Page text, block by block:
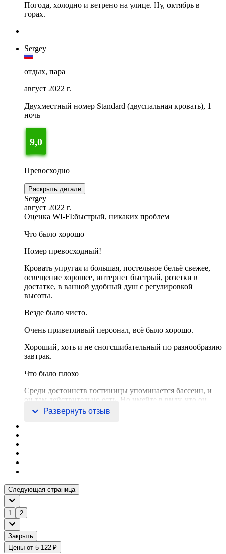
Погода, холодно и ветрено на улице. Ну, октябрь в
горах.
Sergey
отдых, пара
август 2022 г.
Двухместный номер Standard (двуспальная кровать), 1
ночь
9,0
Превосходно
Раскрыть детали
Sergey
август 2022 г.
Оценка WI-FI:быстрый, никаких проблем
Что было хорошо
Номер превосходный!
Кровать упругая и большая, постельное бельё свежее,
освещение хорошее, интернет быстрый, розетки в
достатке, в ванной удобный душ с регулировкой
высоты.
Везде было чисто.
Очень приветливый персонал, всё было хорошо.
Хороший, хоть и не сногсшибательный по разнообразию
завтрак.
Что было плохо
Среди достоинств гостиницы упоминается бассеин, и
он там действительно есть. Но имейте в виду, что он
исключительно развлекательный: небольшой, без
Развернуть отзыв
Следующая страница
1 2
Закрыть
Цены от 5 122 ₽